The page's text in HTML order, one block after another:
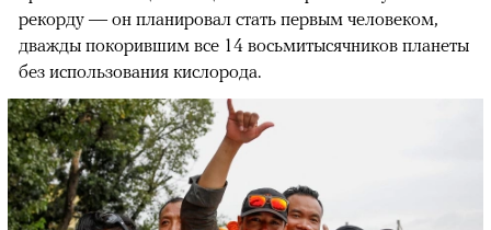
рекорду — он планировал стать первым человеком,
дважды покорившим все 14 восьмитысячников планеты
без использования кислорода.